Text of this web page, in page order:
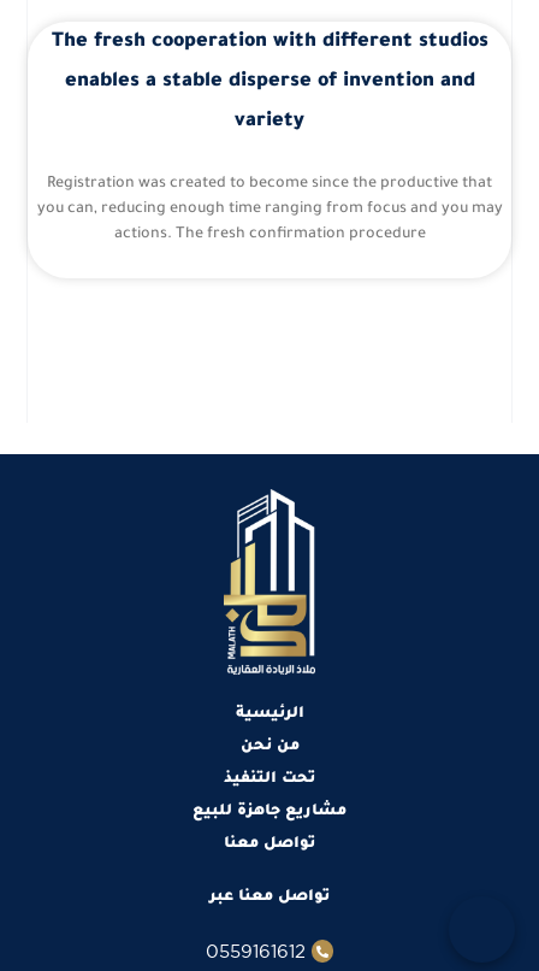
The fresh cooperation with different studios
enables a stable disperse of invention and
variety
Registration was created to become since the productive that
you can, reducing enough time ranging from focus and you may
actions. The fresh confirmation procedure
تواصل معنا عبر
0559161612
الرئيسية
من نحن
تحت التنفيذ
مشاريع جاهزة للبيع
تواصل معنا